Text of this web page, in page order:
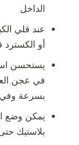
الداخل
عند قلي
أو
يستحسن
في عجن
بسرعة وفي
يمكن وضع
بلاستيك